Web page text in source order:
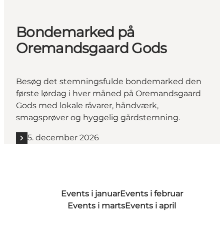
Bondemarked på
Oremandsgaard Gods
Besøg det stemningsfulde bondemarked den
første lørdag i hver måned på Oremandsgaard
Gods med lokale råvarer, håndværk,
smagsprøver og hyggelig gårdstemning.
5. december 2026
Events i januarEvents i februar
Events i martsEvents i april